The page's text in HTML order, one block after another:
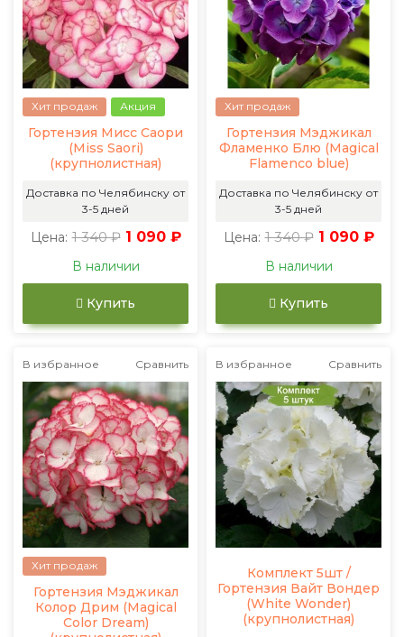
Хит продаж Акция
Гортензия Мисс Саори
(Miss Saori)
(крупнолистная)
Доставка по Челябинску от
3-5 дней
Цена: 1 340 ₽ 1 090 ₽
В наличии
Купить
Хит продаж
Гортензия Мэджикал
Фламенко Блю (Magical
Flamenco blue)
Доставка по Челябинску от
3-5 дней
Цена: 1 340 ₽ 1 090 ₽
В наличии
Купить
В избранное Сравнить
Хит продаж
Гортензия Мэджикал
Колор Дрим (Magical
Color Dream)
В избранное Сравнить
Комплект 5шт /
Гортензия Вайт Вондер
(White Wonder)
(крупнолистная)